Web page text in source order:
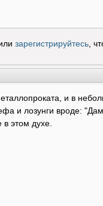
зарегистрируйтесь,
и в
и лозунги вроде:
этом духе.